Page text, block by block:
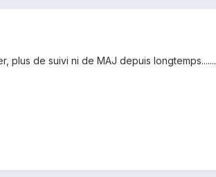
plus de suivi ni de MAJ depuis longtemps.......